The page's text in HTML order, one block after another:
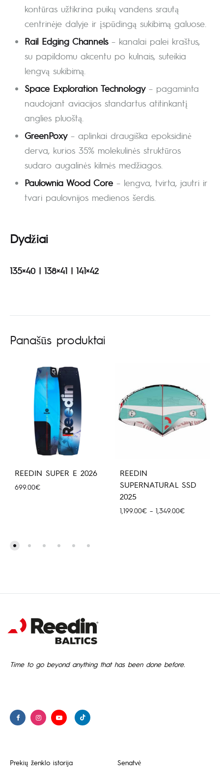
kontūras užtikrina puikų vandens srautą
centrinėje dalyje ir įspūdingą sukibimą galuose.
Rail Edging Channels– kanalai palei kraštus,
su papildomu akcentu po kulnais, suteikia
lengvą sukibimą.
Space Exploration Technology– pagaminta
naudojant aviacijos standartus atitinkantį
anglies pluoštą.
GreenPoxy– aplinkai draugiška epoksidinė
derva, kurios 35% molekulinės struktūros
sudaro augalinės kilmės medžiagos.
Paulownia Wood Core – lengva, tvirta, jautri ir
tvari paulovnijos medienos šerdis.
Dydžiai
135×40 | 138×41 | 141×42
Panašūs produktai
REEDIN SUPER E 2026
699.00€
REEDIN
SUPERNATURAL SSD
2025
1,199.00€ – 1,349.00€Price
Time to go beyond anything that has been done before.
Prekių ženklo istorija Senatvė